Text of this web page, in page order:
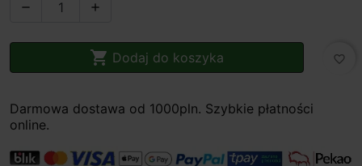
 
 Dodaj do koszyka favorite_border
Darmowa dostawa od 1000pln. Szybkie płatności
online.